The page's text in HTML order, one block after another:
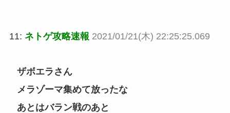
11: ネトゲ攻略速報 2021/01/21(木) 22:25:25.069
ザボエラさん
メラゾーマ集めて放ったな
あとはバラン戦のあと